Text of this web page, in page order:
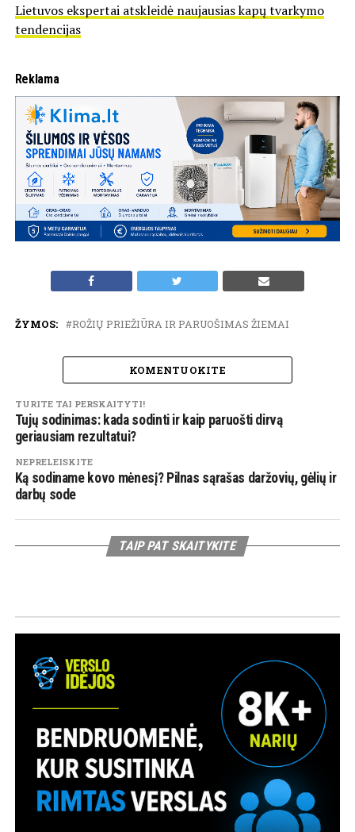
Lietuvos ekspertai atskleidė naujausias kapų tvarkymo
tendencijas
Reklama
ŽYMOS: ROŽIŲ PRIEŽIŪRA IR PARUOŠIMAS ŽIEMAI
KOMENTUOKITE
TURITE TAI PERSKAITYTI!
Tujų sodinimas: kada sodinti ir kaip paruošti dirvą
geriausiam rezultatui?
NEPRELEISKITE
Ką sodiname kovo mėnesį? Pilnas sąrašas daržovių, gėlių ir
darbų sode
TAIP PAT SKAITYKITE